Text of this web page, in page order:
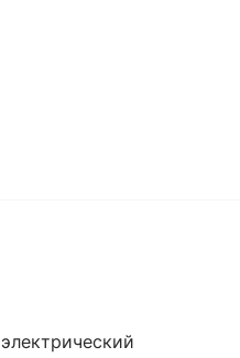
электрический